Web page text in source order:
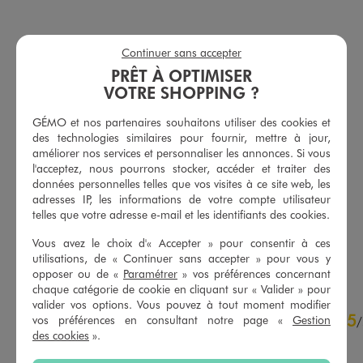
Culotte en dentelle femme
9,99 €
4.5/5 de moyenne
(21 avis)
AJOUTER AU PANIER
Shorty en dentelle et microfibre femme
9,99 €
4.5/5 de moyenne
(21 avis)
AJOUTERAU PANIER
4.6/5 5/
PRÊT À OPTIMISER
VOTRE SHOPPING ?
GÉMO et nos partenaires souhaitons utiliser des cookies et
des technologies similaires pour fournir, mettre à jour,
améliorer nos services et personnaliser les annonces. Si vous
l'acceptez, nous pourrons stocker, accéder et traiter des
données personnelles telles que vos visites à ce site web, les
adresses IP, les informations de votre compte utilisateur
telles que votre adresse e-mail et les identifiants des cookies.
Vous avez le choix d'« Accepter » pour consentir à ces
utilisations, de « Continuer sans accepter » pour vous y
opposer ou de « Paramétrer » vos préférences concernant
chaque catégorie de cookie en cliquant sur « Valider » pour
valider vos options. Vous pouvez à tout moment modifier
vos préférences en consultant notre page « Gestion
des cookies ».
Continuer sans accepter